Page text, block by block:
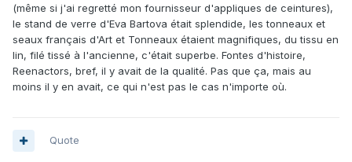
(même si j'ai regretté mon fournisseur d'appliques de ceintures),
le stand de verre d'Eva Bartova était splendide, les tonneaux et
seaux français d'Art et Tonneaux étaient magnifiques, du tissu en
lin, filé tissé à l'ancienne, c'était superbe. Fontes d'histoire,
Reenactors, bref, il y avait de la qualité. Pas que ça, mais au
moins il y en avait, ce qui n'est pas le cas n'importe où.
Quote